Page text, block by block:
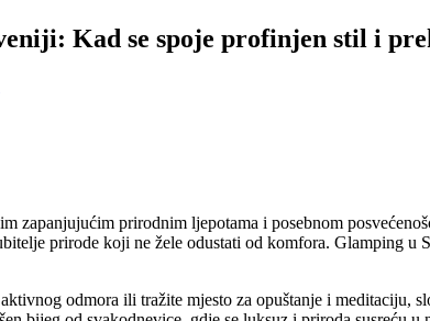
Kad se spoje profinjen stil i
zapanjujućim prirodnim ljepotama i posebnom
prirode koji ne žele odustati od komfora. Glamping
odmora ili tražite mjesto za opuštanje i meditaciju,